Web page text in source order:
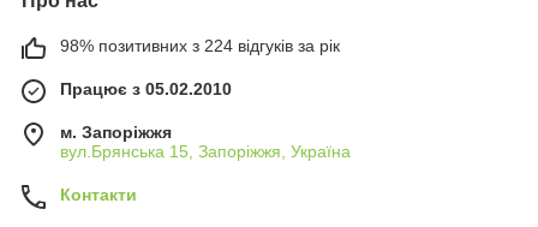
98% позитивних з 224 відгуків за рік
Працює з 05.02.2010
м. Запоріжжя
вул.Брянська 15, Запоріжжя, Україна
Контакти